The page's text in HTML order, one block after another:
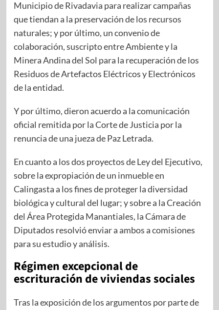
Municipio de Rivadavia para realizar campañas
que tiendan a la preservación de los recursos
naturales; y por último, un convenio de
colaboración, suscripto entre Ambiente y la
Minera Andina del Sol para la recuperación de los
Residuos de Artefactos Eléctricos y Electrónicos
de la entidad.
Y por último, dieron acuerdo a la comunicación
oficial remitida por la Corte de Justicia por la
renuncia de una jueza de Paz Letrada.
En cuanto a los dos proyectos de Ley del Ejecutivo,
sobre la expropiación de un inmueble en
Calingasta a los fines de proteger la diversidad
biológica y cultural del lugar; y sobre a la Creación
del Área Protegida Manantiales, la Cámara de
Diputados resolvió enviar a ambos a comisiones
para su estudio y análisis.
Régimen excepcional de
escrituración de viviendas sociales
Tras la exposición de los argumentos por parte de